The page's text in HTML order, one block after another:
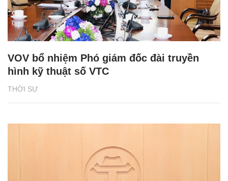
THỜI SỰ
VOV bổ nhiệm Phó giám đốc đài truyền
hình kỹ thuật số VTC